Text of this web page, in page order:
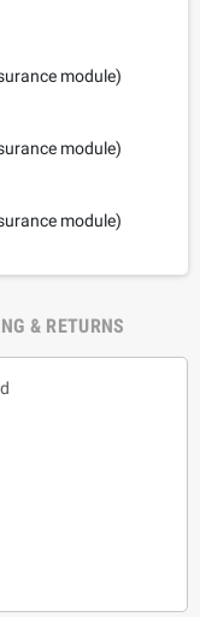
module)
module)
module)
& RETURNS